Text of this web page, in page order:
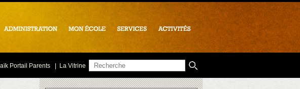
Portail Parents La Vitrine